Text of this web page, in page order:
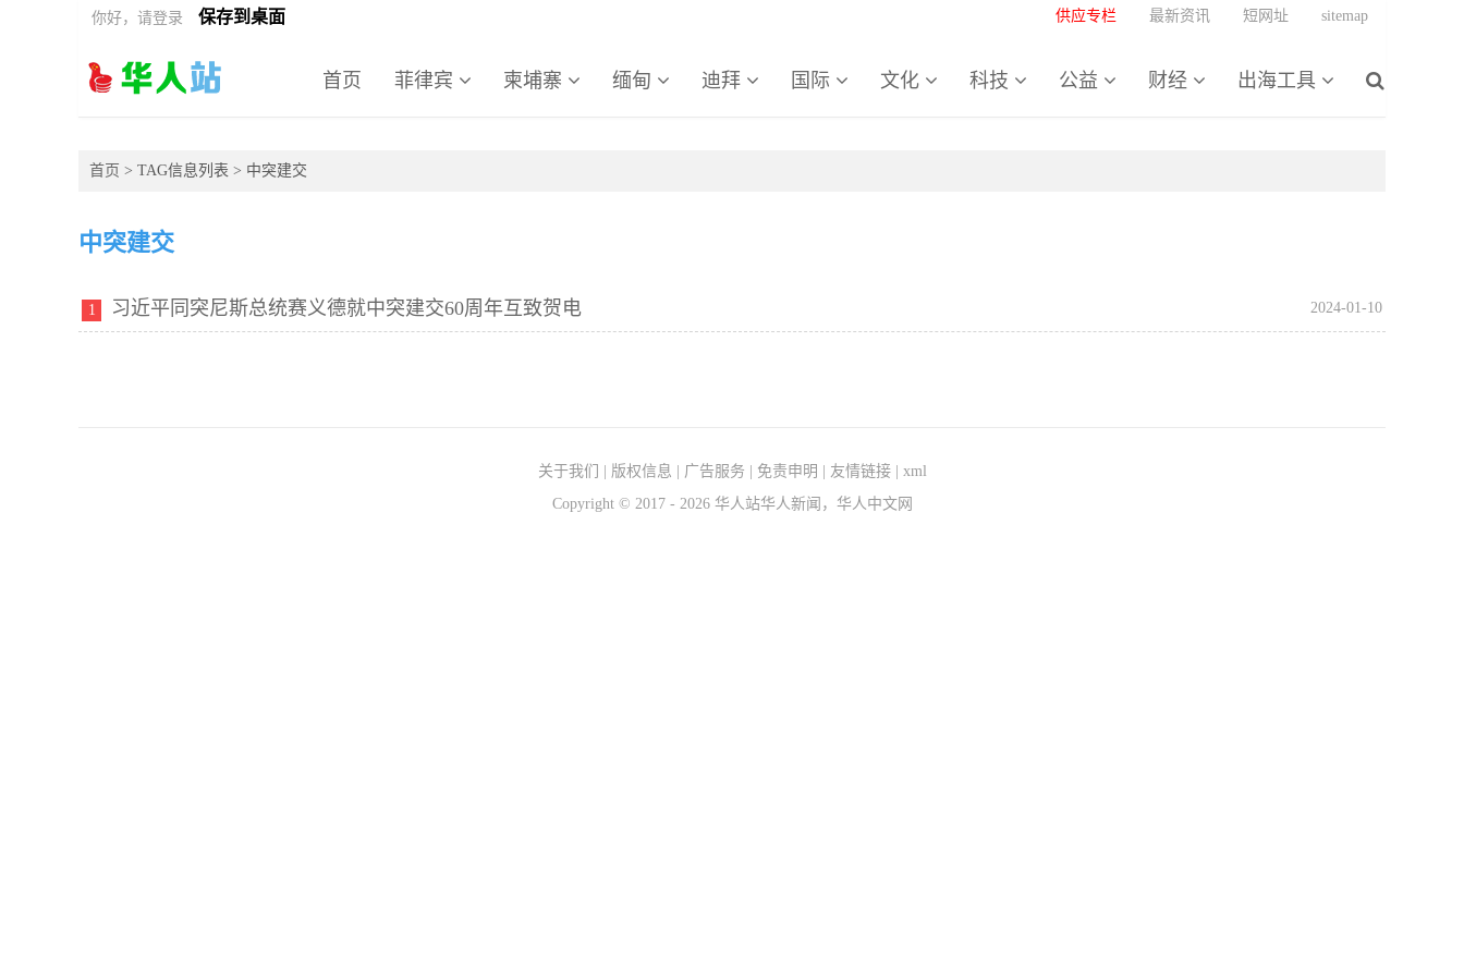
首页 菲律宾 柬埔寨 缅甸 迪拜 国际 文化 科技 公益 财经 出海工具
你好，请登录 保存到桌面 供应专栏 最新资讯 短网址 sitemap
首页 > TAG信息列表 > 中突建交
中突建交
2024-01-10
1 习近平同突尼斯总统赛义德就中突建交60周年互致贺电
关于我们 版权信息 广告服务 免责申明 友情链接| xml
Copyright © 2017 - 2026 华人站华人新闻，华人中文网